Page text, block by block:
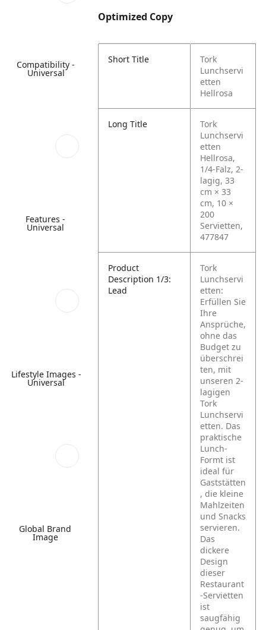
Compatibility -
Universal
Features -
Universal
Lifestyle Images -
Universal
Global Brand
Image
Optimized Copy
Short Title
Tork
Lunchservi
etten
Hellrosa
Long Title
Tork
Lunchservi
etten
Hellrosa,
1/4-Falz, 2-
lagig, 33
cm × 33
cm, 10 ×
200
Servietten,
477847
Product
Description 1/3:
Lead
Tork
Lunchservi
etten:
Erfüllen Sie
Ihre
Ansprüche,
ohne das
Budget zu
überschrei
ten, mit
unseren 2-
lagigen
Tork
Lunchservi
etten. Das
praktische
Lunch-
Formt ist
ideal für
Gaststätten
, die kleine
Mahlzeiten
und Snacks
servieren.
Das
dickere
Design
dieser
Restaurant
-Servietten
ist
saugfähig